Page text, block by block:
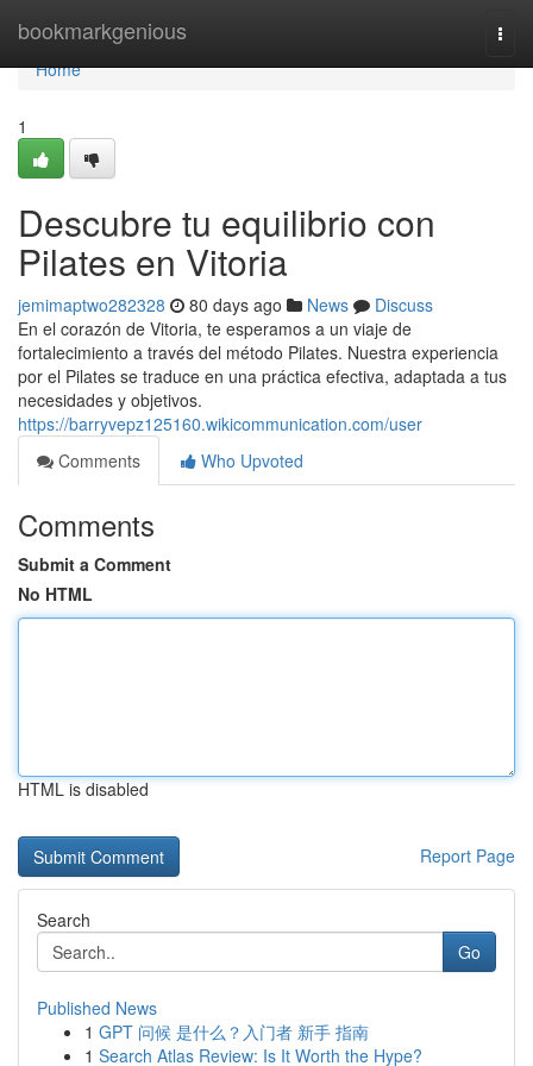
bookmarkgenious
Home
Home
1
Descubre tu equilibrio con
Pilates en Vitoria
jemimaptwo282328 80 days ago News
Discuss
En el corazón de Vitoria, te esperamos a un viaje de
fortalecimiento a través del método Pilates. Nuestra experiencia
por el Pilates se traduce en una práctica efectiva, adaptada a tus
necesidades y objetivos.
https://barryvepz125160.wikicommunication.com/user
Comments
Who Upvoted
Comments
Submit a Comment
No HTML
HTML is disabled
Report Page
Search
Go
Published News
1 GPT 问候 是什么？入门者 新手 指南
1 Search Atlas Review: Is It Worth the Hype?